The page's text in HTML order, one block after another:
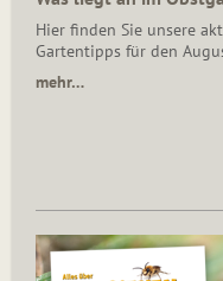
Hier finden Sie unsere
Gartentipps für den
mehr…